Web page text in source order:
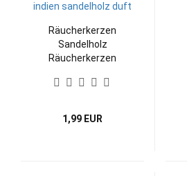
Räucherkerzen
Sandelholz
Räucherkerzen
1,99 EUR